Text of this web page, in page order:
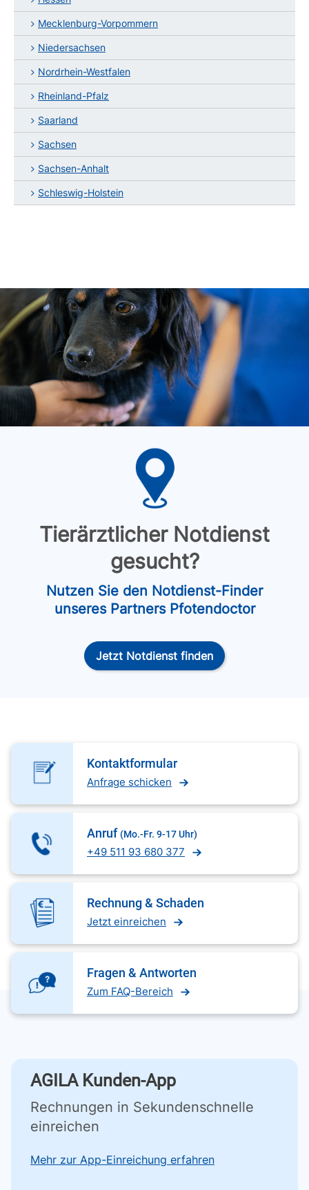
Mecklenburg-Vorpommern
Niedersachsen
Nordrhein-Westfalen
Rheinland-Pfalz
Saarland
Sachsen
Sachsen-Anhalt
Schleswig-Holstein
Tierärztlicher Notdienst
gesucht?
Nutzen Sie den Notdienst-Finder
unseres Partners Pfotendoctor
Jetzt Notdienst finden
Kontaktformular
Anfrage schicken
Anruf (Mo.-Fr. 9-17 Uhr)
+49 511 93 680 377
Rechnung & Schaden
Jetzt einreichen
Fragen & Antworten
Zum FAQ-Bereich
AGILA Kunden-App
Rechnungen in Sekundenschnelle
einreichen
Mehr zur App-Einreichung erfahren